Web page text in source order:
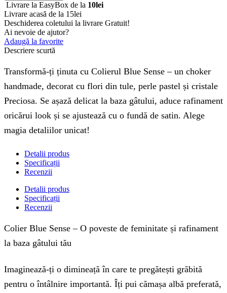
Livrare la EasyBox de la 10lei
Livrare acasă de la 15lei
Deschiderea coletului la livrare Gratuit!
Ai nevoie de ajutor?
Adaugă la favorite
Descriere scurtă
Transformă-ți ținuta cu Colierul Blue Sense – un choker
handmade, decorat cu flori din tule, perle pastel și cristale
Preciosa. Se așază delicat la baza gâtului, aduce rafinament
oricărui look și se ajustează cu o fundă de satin. Alege
magia detaliilor unicat!
Detalii produs
Specificații
Recenzii
Detalii produs
Specificații
Recenzii
Colier Blue Sense – O poveste de feminitate și rafinament
la baza gâtului tău
Imaginează-ți o dimineață în care te pregătești grăbită
pentru o întâlnire importantă. Îți pui cămașa albă preferată,